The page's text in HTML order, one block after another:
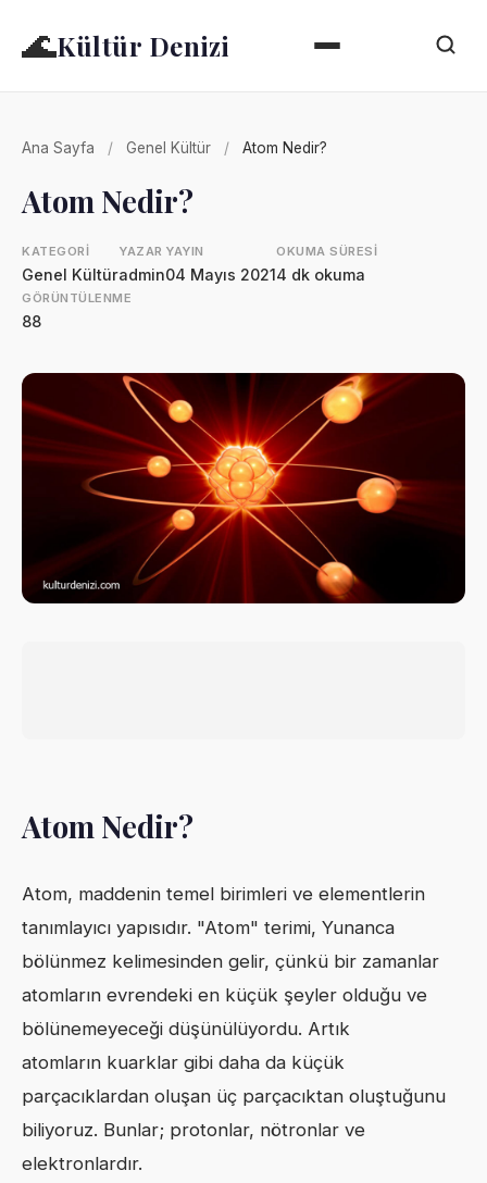
🌊Kültür Denizi
Ana Sayfa / Genel Kültür / Atom Nedir?
Atom Nedir?
KATEGORI
Genel Kültür
YAZAR
admin
YAYIN
04 Mayıs 2021
OKUMA SÜRESI
4 dk okuma
GÖRÜNTÜLENME
88
Atom Nedir?
Atom, maddenin temel birimleri ve elementlerin
tanımlayıcı yapısıdır. "Atom" terimi, Yunanca
bölünmez kelimesinden gelir, çünkü bir zamanlar
atomların evrendeki en küçük şeyler olduğu ve
bölünemeyeceği düşünülüyordu. Artık
atomların kuarklar gibi daha da küçük
parçacıklardan oluşan üç parçacıktan oluştuğunu
biliyoruz. Bunlar; protonlar, nötronlar ve
elektronlardır.